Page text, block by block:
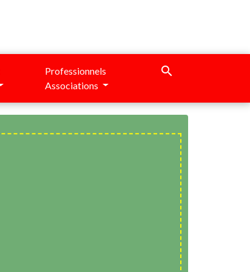
Professionnels
Associations
search